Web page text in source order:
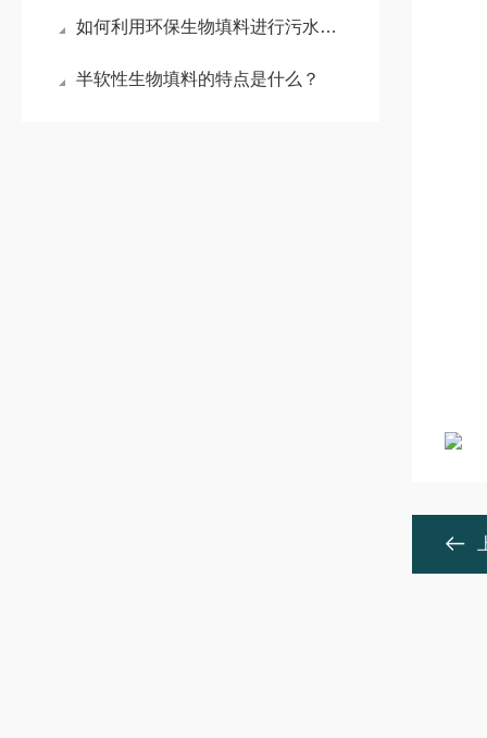
如何利用环保生物填料进行污水处理？
半软性生物填料的特点是什么？